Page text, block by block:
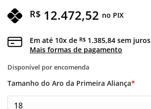
R$ 12.472,52 no PIX
Em até 10x de R$ 1.385,84 sem juros
Mais formas de pagamento
Disponível por encomenda
*
Tamanho do Aro da Primeira Aliança